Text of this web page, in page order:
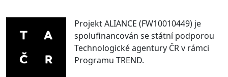
Projekt ALIANCE (FW10010449) je
spolufinancován se státní podporou
Technologické agentury ČR v rámci
Programu TREND.